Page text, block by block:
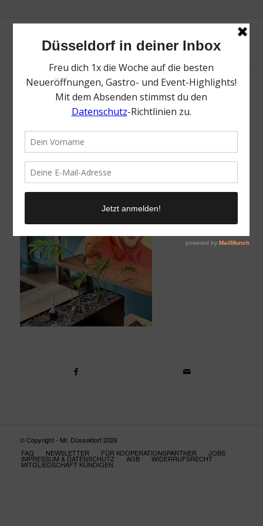
IMG_1751_jpg
9. April 2021 /
© Copyright - Mr. Düsseldorf 2026
FAQ
NEWSLETTER FÜR KOOPERATIONSPARTNER JOBS
IMPRESSUM & DATENSCHUTZ AGB WIDERRUFSRECHT
MITGLIEDSCHAFT KÜNDIGEN